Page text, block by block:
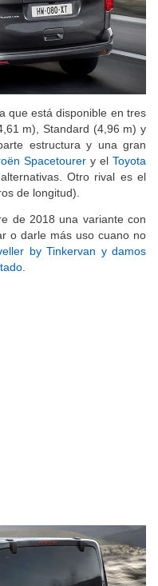
que está disponible en tres
m), Standard (4,96 m) y
estructura y una gran
Spacetourery elToyota
Otro rival es el
de 2018 una variante con
o darle más uso cuano no
by Tinkervan y damos